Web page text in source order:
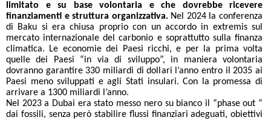
limitato e su base volontaria e che dovrebbe ricevere
finanziamenti e struttura organizzativa. Nel 2024 la conferenza
di Baku si era chiusa proprio con un accordo in extremis sul
mercato internazionale del carbonio e soprattutto sulla finanza
climatica. Le economie dei Paesi ricchi, e per la prima volta
quelle dei Paesi “in via di sviluppo”, in maniera volontaria
dovranno garantire 330 miliardi di dollari l’anno entro il 2035 ai
Paesi meno sviluppati e agli Stati insulari. Con la promessa di
arrivare a 1300 miliardi l’anno.
Nel 2023 a Dubai era stato messo nero su bianco il “phase out “
dai fossili, senza però stabilire flussi finanziari adeguati, obiettivi